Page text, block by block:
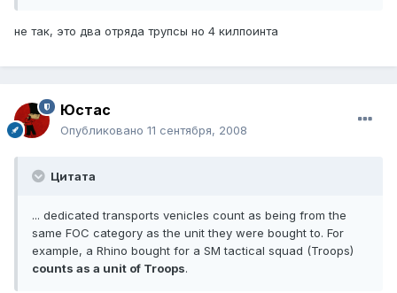
не так, это два отряда трупсы но 4 килпоинта
Юстаc
Опубликовано 11 сентября, 2008
Цитата
... dedicated transports venicles count as being from the
same FOC category as the unit they were bought to. For
example, a Rhino bought for a SM tactical squad (Troops)
counts as a unit of Troops.